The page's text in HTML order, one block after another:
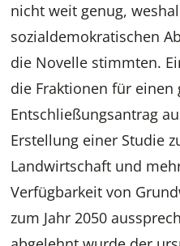
nicht weit genug,
sozialdemokratischen
die Novelle stimmten.
die Fraktionen für einen
Entschließungsantrag
Erstellung einer Studie
Landwirtschaft und
Verfügbarkeit von
zum Jahr 2050